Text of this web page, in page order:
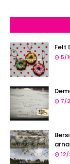
Felt
5/
7/
12/